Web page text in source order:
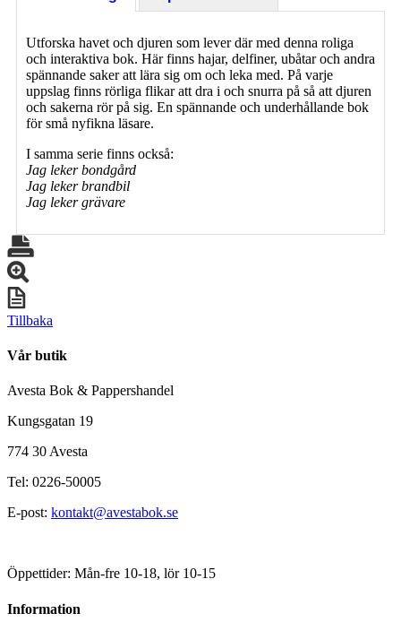
Utforska havet och djuren som lever där med denna roliga
och interaktiva bok. Här finns hajar, delfiner, ubåtar och andra
spännande saker att lära sig om och leka med. På varje
uppslag finns rörliga flikar att dra i och snurra på så att djuren
och sakerna rör på sig. En spännande och underhållande bok
för små nyfikna läsare.
I samma serie finns också:
Jag leker bondgård
Jag leker brandbil
Jag leker grävare
Tillbaka
Vår butik
Avesta Bok & Pappershandel
Kungsgatan 19
774 30 Avesta
Tel: 0226-50005
E-post: kontakt@avestabok.se
Öppettider: Mån-fre 10-18, lör 10-15
Information